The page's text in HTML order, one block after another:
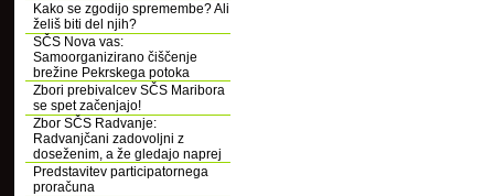
Kako se zgodijo spremembe? Ali
želiš biti del njih?
SČS Nova vas:
Samoorganizirano čiščenje
brežine Pekrskega potoka
Zbori prebivalcev SČS Maribora
se spet začenjajo!
Zbor SČS Radvanje:
Radvanjčani zadovoljni z
doseženim, a že gledajo naprej
Predstavitev participatornega
proračuna